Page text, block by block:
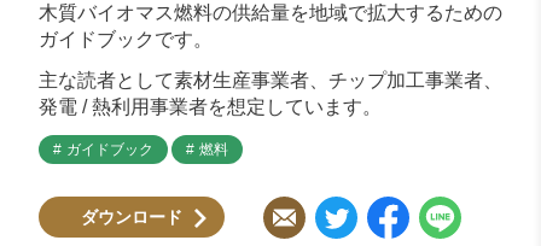
木質バイオマス燃料の供給量を地域で拡大するための
ガイドブックです。
主な読者として素材生産事業者、チップ加工事業者、
発電 / 熱利用事業者を想定しています。
ガイドブック 燃料
ダウンロード